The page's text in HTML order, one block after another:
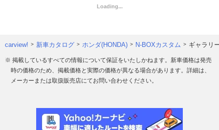
carview! 新車カタログ ホンダ(HONDA) N-BOXカスタム ギャラリ
※ 掲載しているすべての情報について保証をいたしかねます。新車価格は発売
時の価格のため、掲載価格と実際の価格が異なる場合があります。詳細は、
メーカーまたは取扱販売店にてお問い合わせください。